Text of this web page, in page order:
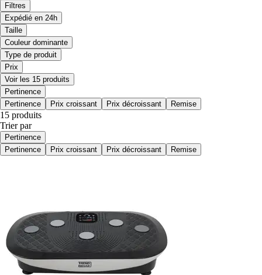
Filtres
Expédié en 24h
Taille
Couleur dominante
Type de produit
Prix
Voir les 15 produits
Pertinence
Pertinence
Prix croissant Prix décroissant Remise
15 produits
Trier par
Pertinence
Pertinence
Prix croissant Prix décroissant Remise